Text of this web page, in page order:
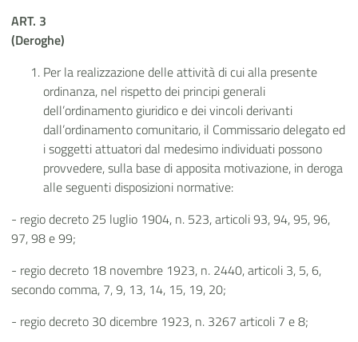
ART. 3
(Deroghe)
Per la realizzazione delle attività di cui alla presente
ordinanza, nel rispetto dei principi generali
dell’ordinamento giuridico e dei vincoli derivanti
dall’ordinamento comunitario, il Commissario delegato ed
i soggetti attuatori dal medesimo individuati possono
provvedere, sulla base di apposita motivazione, in deroga
alle seguenti disposizioni normative:
- regio decreto 25 luglio 1904, n. 523, articoli 93, 94, 95, 96,
97, 98 e 99;
- regio decreto 18 novembre 1923, n. 2440, articoli 3, 5, 6,
secondo comma, 7, 9, 13, 14, 15, 19, 20;
- regio decreto 30 dicembre 1923, n. 3267 articoli 7 e 8;